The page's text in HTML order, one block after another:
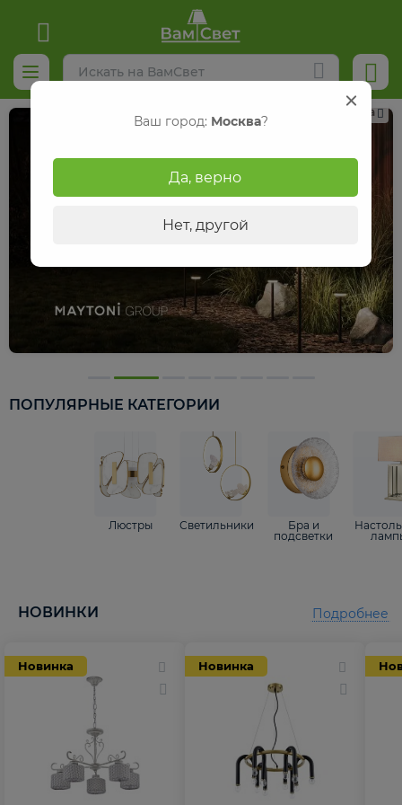
Реклама
ПОПУЛЯРНЫЕ КАТЕГОРИИ
Люстры Светильники
Бра и
подсветки
НОВИНКИ
Новинка Новинка
Подробнее
Ваш город: Москва?
Да, верно
Нет, другой